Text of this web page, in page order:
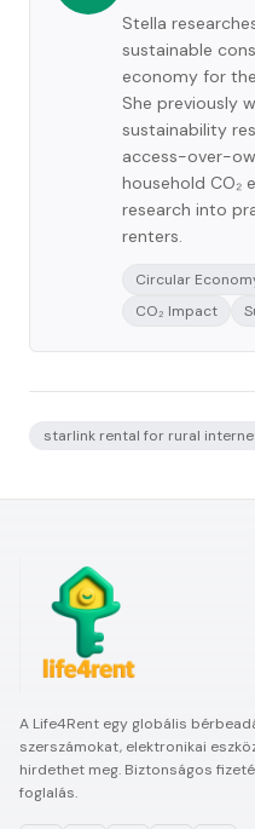
Stella
sustainable
economy for
She previously
sustainability
access-over-
household CO₂
research into
renters.
Circular
CO₂ Impact
starlink rental for rural
A Life4Rent egy globális
szerszámokat, elektronikai
hirdethet meg. Biztonságos
foglalás.